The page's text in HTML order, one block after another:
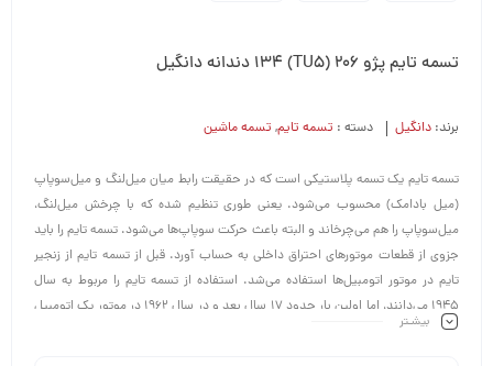
تسمه تایم پژو 206 (TU5) 134 دندانه دانگیل
برند: دانگیل دسته : تسمه تایم, تسمه ماشین
تسمه تایم یک تسمه پلاستیکی است که در حقیقت رابط میان میل‌لنگ و میل‌سوپاپ
(میل بادامک) محسوب می‌شود. یعنی طوری تنظیم شده که با چرخش میل‌لنگ،
میل‌سوپاپ را هم می‌چرخاند و البته باعث حرکت سوپاپ‌ها می‌شود. تسمه تایم را باید
جزوی از قطعات موتورهای احتراق داخلی به حساب آورد. قبل از تسمه تایم از زنجیر
تایم در موتور اتومبیل‌ها استفاده می‌شد. استفاده از تسمه تایم را مربوط به سال
۱۹۴۵ می‌دانند، اما اولین بار حدود ۱۷ سال بعد و در سال ۱۹۶۲ در موتور یک اتومبیل
بیشـتر